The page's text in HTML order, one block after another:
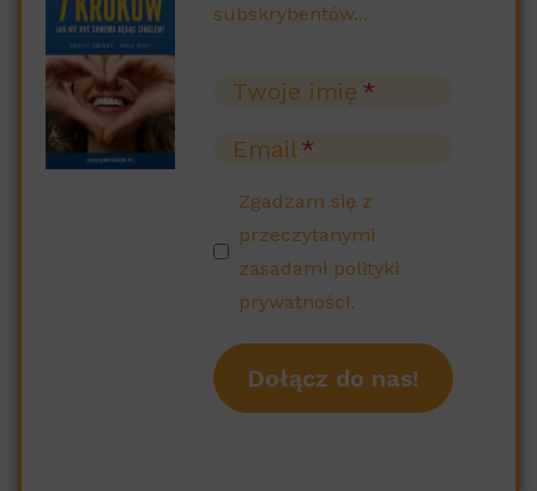
subskrybentów...
Twoje imię
Email
Zgadzam się z
przeczytanymi
zasadami polityki
prywatności.